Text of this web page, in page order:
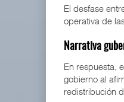
El desfase
operativa de
Narrativa
En respuesta,
gobierno al
redistribución